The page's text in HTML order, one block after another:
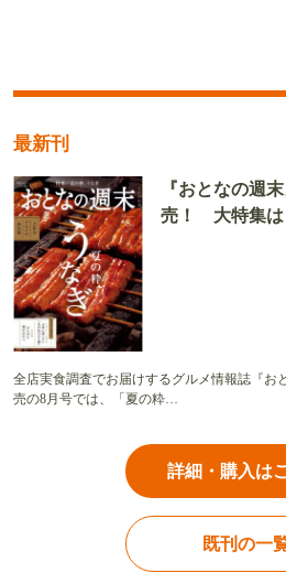
最新刊
『おとなの週
売！ 大特集は
全店実食調査でお届けするグルメ情報誌『お
売の8月号では、「夏の粋…
詳細・購入は
既刊の一